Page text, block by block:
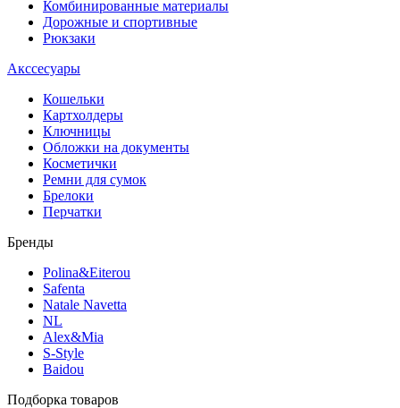
Комбинированные материалы
Дорожные и спортивные
Рюкзаки
Акссесуары
Кошельки
Картхолдеры
Ключницы
Обложки на документы
Косметички
Ремни для сумок
Брелоки
Перчатки
Бренды
Polina&Eiterou
Safenta
Natale Navetta
NL
Alex&Mia
S-Style
Baidou
Подборка товаров